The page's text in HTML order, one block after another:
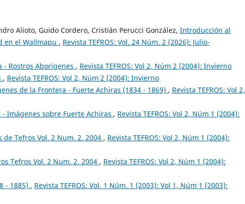
Alioto, Guido Cordero, Cristián Perucci González, Introducción al
en el Wallmapu , Revista TEFROS: Vol. 24 Núm. 2 (2026): Julio-
- Rostros Aborigenes , Revista TEFROS: Vol 2, Núm 2 (2004): Invierno
, Revista TEFROS: Vol 2, Núm 2 (2004): Invierno
de la Frontera - Fuerte Achiras (1834 - 1869) , Revista TEFROS: Vol 2,
Imágenes sobre Fuerte Achiras , Revista TEFROS: Vol 2, Núm 1 (2004):
Tefros Vol. 2 Num. 2. 2004 , Revista TEFROS: Vol 2, Núm 1 (2004):
Tefros Vol. 2 Num. 2. 2004 , Revista TEFROS: Vol 2, Núm 1 (2004):
- 1885) , Revista TEFROS: Vol. 1 Núm. 1 (2003): Vol 1, Núm 1 (2003):